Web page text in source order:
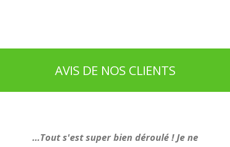
AVIS DE NOS CLIENTS
…Tout s'est super bien déroulé ! Je ne